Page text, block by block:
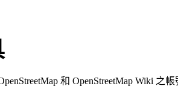
和 OpenStreetMap Wiki 之帳